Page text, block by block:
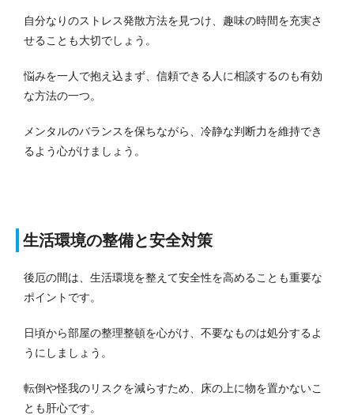
自分なりのストレス発散方法を見つけ、趣味の時間を充実さ
せることも大切でしょう。
悩みを一人で抱え込まず、信頼できる人に相談するのも有効
な方法の一つ。
メンタルのバランスを保ちながら、冷静な判断力を維持でき
るよう心がけましょう。
生活環境の整備と安全対策
後厄の間は、生活環境を整えて安全性を高めることも重要な
ポイントです。
日頃から部屋の整理整頓を心がけ、不要なものは処分するよ
うにしましょう。
転倒や怪我のリスクを減らすため、床の上に物を置かないこ
とも肝心です。